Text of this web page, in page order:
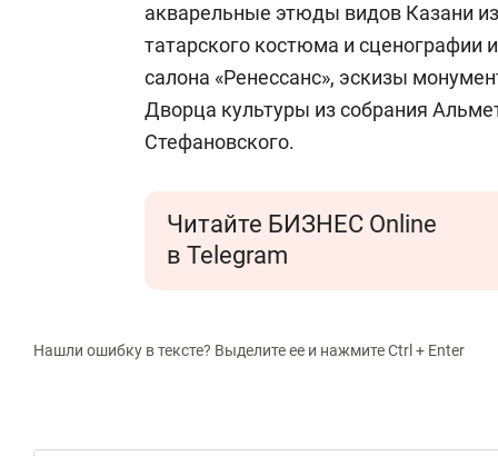
акварельные этюды видов Казани
татарского костюма и сценографии
салона «Ренессанс», эскизы
Дворца культуры из собрания
Стефановского.
Читайте БИЗНЕС Online
в Telegram
Нашли ошибку в тексте? Выделите ее и нажмите Ctrl + Enter